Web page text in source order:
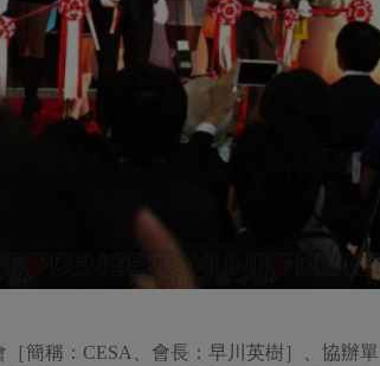
簡稱：CESA、會長：早川英樹］、協辦單